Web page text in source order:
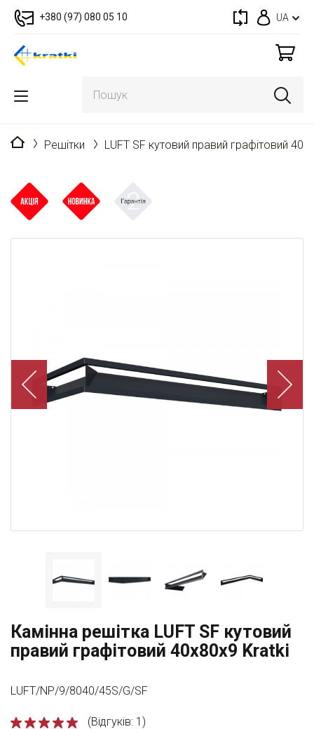
+380 (97) 080 05 10 UA
Головна
Решітки LUFT SF кутовий правий графітовий
Камінна решітка LUFT SF кутовий
правий графітовий 40x80x9 Kratki
LUFT/NP/9/8040/45S/G/SF
(Відгуків: 1)